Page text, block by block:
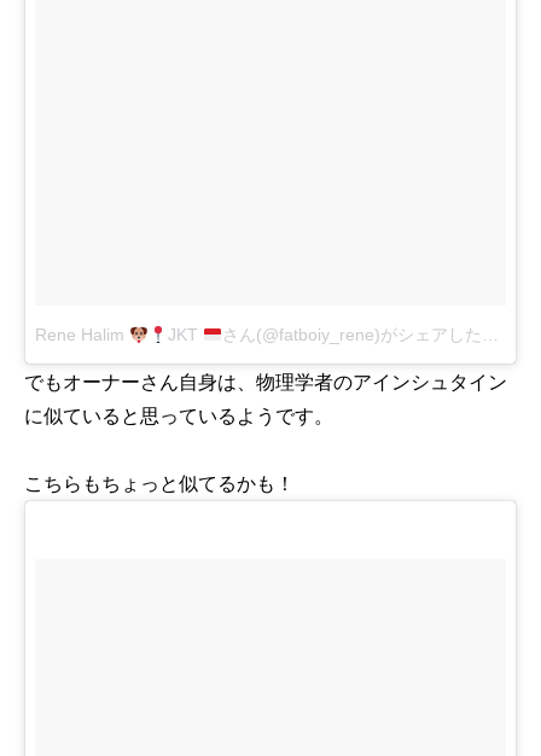
Rene Halim JKT さん(@fatboiy_rene)がシェアした投稿
でもオーナーさん自身は、物理学者のアインシュタイン
に似ていると思っているようです。
こちらもちょっと似てるかも！